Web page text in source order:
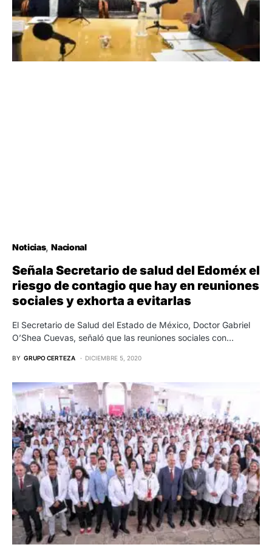
Noticias Nacional
Señala Secretario de salud del Edoméx el
riesgo de contagio que hay en reuniones
sociales y exhorta a evitarlas
El Secretario de Salud del Estado de México, Doctor Gabriel
O’Shea Cuevas, señaló que las reuniones sociales con…
BY GRUPO CERTEZA DICIEMBRE 5, 2020